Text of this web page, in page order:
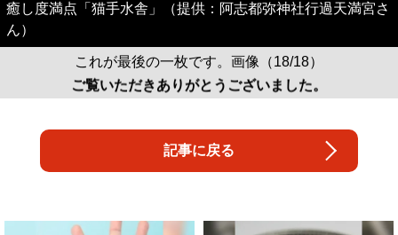
癒し度満点「猫手水舎」（提供：阿志都弥神社行過天満宮さ
ん）
これが最後の一枚です。画像（18/18）
ご覧いただきありがとうございました。
記事に戻る